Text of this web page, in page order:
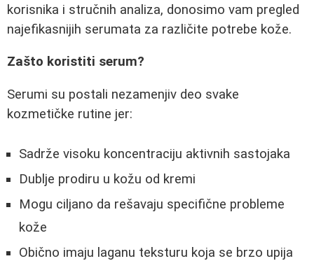
korisnika i stručnih analiza, donosimo vam pregled
najefikasnijih serumata za različite potrebe kože.
Zašto koristiti serum?
Serumi su postali nezamenjiv deo svake
kozmetičke rutine jer:
Sadrže visoku koncentraciju aktivnih sastojaka
Dublje prodiru u kožu od kremi
Mogu ciljano da rešavaju specifične probleme
kože
Obično imaju laganu teksturu koja se brzo upija